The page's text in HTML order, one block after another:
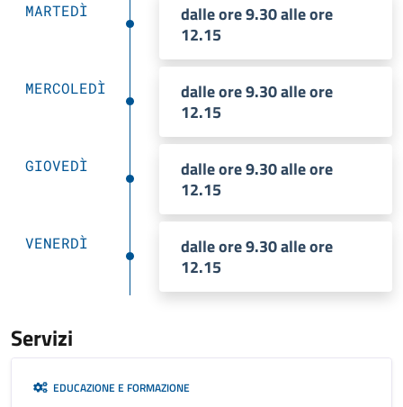
MARTEDÌ
dalle ore 9.30 alle ore
12.15
MERCOLEDÌ
dalle ore 9.30 alle ore
12.15
GIOVEDÌ
dalle ore 9.30 alle ore
12.15
VENERDÌ
dalle ore 9.30 alle ore
12.15
Servizi
EDUCAZIONE E FORMAZIONE